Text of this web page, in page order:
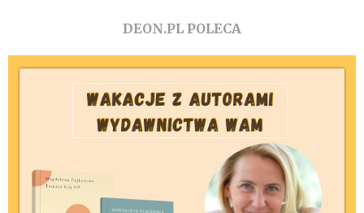
DEON.PL POLECA